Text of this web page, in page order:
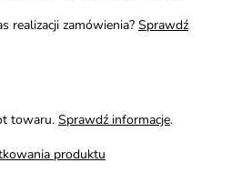
realizacji zamówienia? Sprawdź
towaru. Sprawdź informacje.
produktu